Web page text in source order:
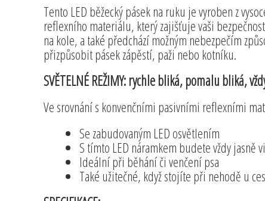
Tento LED běžecký pásek na ruku je vyroben z
reflexního materiálu, který zajišťuje vaši
na kole, a také předchází možným nebezpečím
přizpůsobit pásek zápěstí, paži nebo kotníku.
SVĚTELNÉ REŽIMY: rychle bliká, pomalu bliká,
Ve srovnání s konvenčními pasivními reflexními
Se zabudovaným LED osvětlením
S tímto LED náramkem budete vždy jasně
Ideální při běhání či venčení psa
Také užitečné, když stojíte při nehodě u